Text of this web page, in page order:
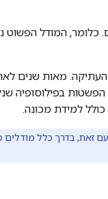
המודל הפשוט
מאות שנים
למידת מכונה.
זאת, בדרך כלל מודלים